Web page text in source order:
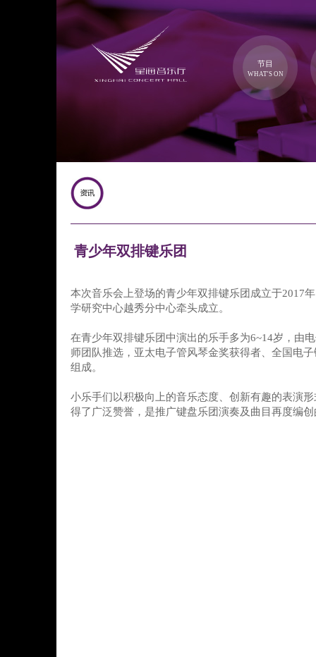
节目
WHAT'S ON
青少年双排键乐团
本次音乐会上登场的青少年双排键乐团成立于2017
学研究中心越秀分中心牵头成立。
在青少年双排键乐团中演出的乐手多为6~14岁，由
师团队推选，亚太电子管风琴金奖获得者、全国电
组成。
小乐手们以积极向上的音乐态度、创新有趣的表演
得了广泛赞誉，是推广键盘乐团演奏及曲目再度编